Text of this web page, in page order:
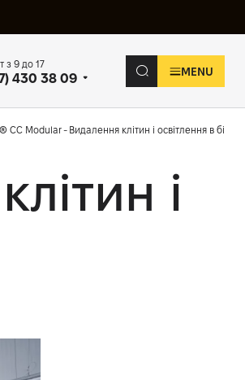
з 9 до 17
430 38 09 MENU
CC Modular - Видалення клітин і освітлення в
і